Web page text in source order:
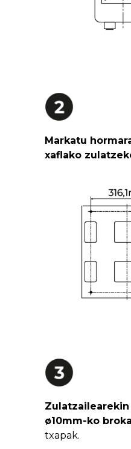
Markatu
xaflako
ø10mm-ko
txapak.